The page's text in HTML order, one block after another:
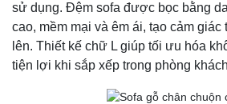
sử dụng. Đệm sofa được bọc bằng
cao, mềm mại và êm ái, tạo cảm giác
lên. Thiết kế chữ L giúp tối ưu hóa
tiện lợi khi sắp xếp trong phòng